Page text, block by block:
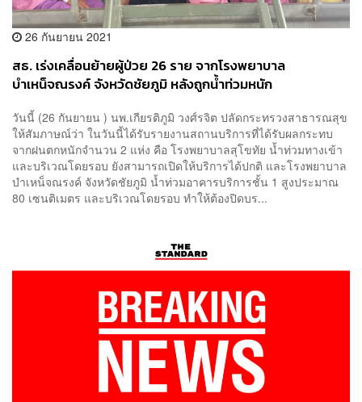
26 กันยายน 2021
สธ. เร่งเคลื่อนย้ายผู้ป่วย 26 ราย จากโรงพยาบาล
บำเหน็จณรงค์ จังหวัดชัยภูมิ หลังถูกน้ำท่วมหนัก
วันนี้ (26 กันยายน ) นพ.เกียรติภูมิ วงศ์รจิต ปลัดกระทรวงสาธารณสุข
ให้สัมภาษณ์ว่า ในวันนี้ได้รับรายงานสถานบริการที่ได้รับผลกระทบ
จากฝนตกหนักจำนวน 2 แห่ง คือ โรงพยาบาลสุโขทัย น้ำท่วมทางเข้า
และบริเวณโดยรอบ ยังสามารถเปิดให้บริการได้ปกติ และโรงพยาบาล
บำเหน็จณรงค์ จังหวัดชัยภูมิ น้ำท่วมอาคารบริการชั้น 1 สูงประมาณ
80 เซนติเมตร และบริเวณโดยรอบ ทำให้ต้องปิดบร...